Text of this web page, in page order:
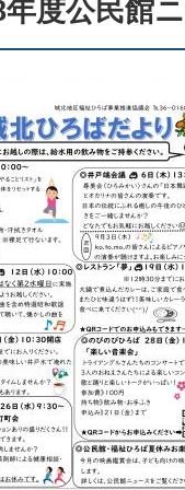
度公民館